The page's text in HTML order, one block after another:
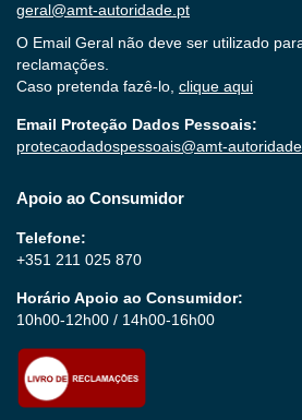
geral@amt-autoridade.pt
O Email Geral não deve ser utilizado
reclamações.
Caso pretenda fazê-lo, clique aqui
Email Proteção Dados Pessoais:
protecaodadospessoais@amt-
Apoio ao Consumidor
Telefone:
+351 211 025 870
Horário Apoio ao Consumidor:
10h00-12h00 / 14h00-16h00